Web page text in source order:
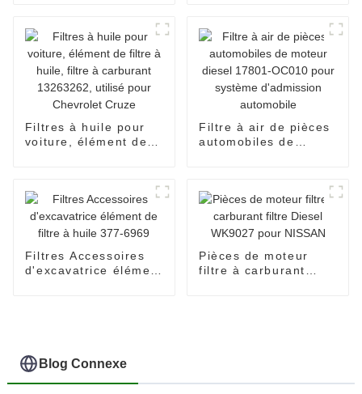
Filtres à huile pour
voiture, élément de
utilisé pour Chevrolet
Cruze
Filtre à air de pièces
automobiles de
automobile
Filtres Accessoires
d'excavatrice élément
Pièces de moteur
filtre à carburant
Blog Connexe